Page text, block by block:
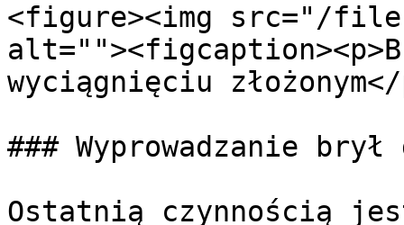
<figure><img src="/files/
wyciągnięciu
### Wyprowadzanie
Ostatnią czynnością